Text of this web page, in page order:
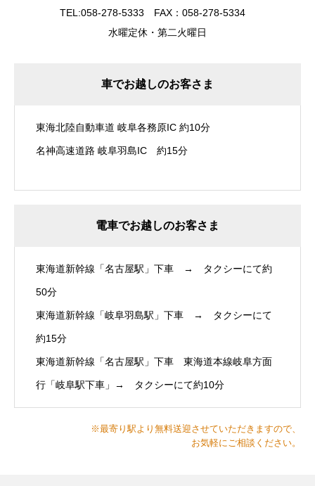
TEL:058-278-5333 FAX：058-278-5334
水曜定休・第二火曜日
車でお越しのお客さま
東海北陸自動車道 岐阜各務原IC 約10分
名神高速道路 岐阜羽島IC 約15分
電車でお越しのお客さま
東海道新幹線「名古屋駅」下車 → タクシーにて約
50分
東海道新幹線「岐阜羽島駅」下車 → タクシーにて
約15分
東海道新幹線「名古屋駅」下車 東海道本線岐阜方面
行「岐阜駅下車」→ タクシーにて約10分
※最寄り駅より無料送迎させていただきますので、
お気軽にご相談ください。